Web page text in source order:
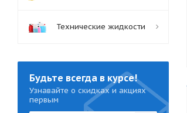
Технические жидкости
Будьте всегда в курсе!
Узнавайте о скидках и акциях
первым